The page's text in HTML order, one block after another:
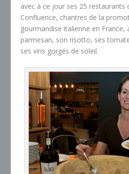
avec à ce jour ses 25 restaurants
Confluence, chantres de la
gourmandise italienne en France,
parmesan, son risotto, ses
ses vins gorgés de soleil.